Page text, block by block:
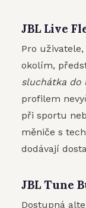
JBL Live
Pro
okolím,
sluchátka do
profilem
při sportu
měniče s
dodávají
JBL Tune
Dostupná